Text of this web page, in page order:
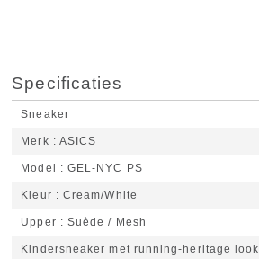
Specificaties
Sneaker
Merk ASICS
Model GEL-NYC PS
Kleur Cream/White
Upper Suède / Mesh
Kindersneaker met running-heritage look